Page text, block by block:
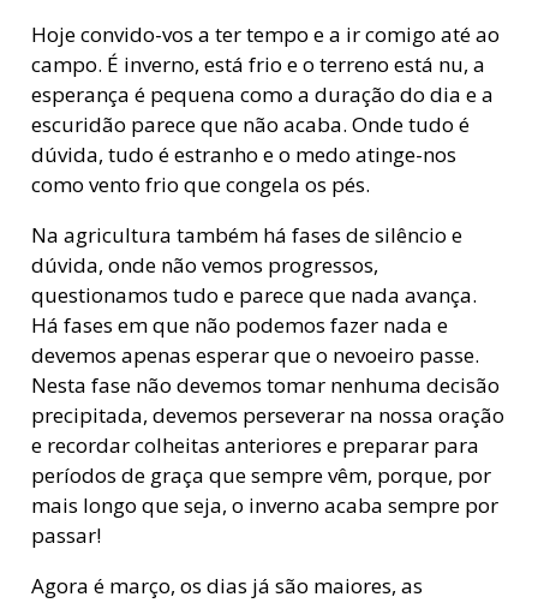
Hoje convido-vos a ter tempo e a ir comigo até ao
campo. É inverno, está frio e o terreno está nu, a
esperança é pequena como a duração do dia e a
escuridão parece que não acaba. Onde tudo é
dúvida, tudo é estranho e o medo atinge-nos
como vento frio que congela os pés.
Na agricultura também há fases de silêncio e
dúvida, onde não vemos progressos,
questionamos tudo e parece que nada avança.
Há fases em que não podemos fazer nada e
devemos apenas esperar que o nevoeiro passe.
Nesta fase não devemos tomar nenhuma decisão
precipitada, devemos perseverar na nossa oração
e recordar colheitas anteriores e preparar para
períodos de graça que sempre vêm, porque, por
mais longo que seja, o inverno acaba sempre por
passar!
Agora é março, os dias já são maiores, as